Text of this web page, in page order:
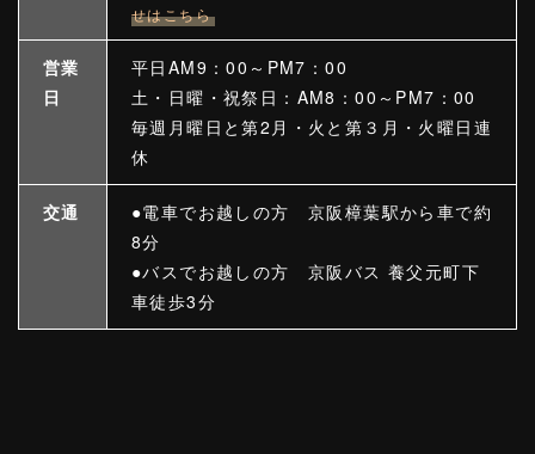
せはこちら
営業
日
平日AM9：00～PM7：00
土・日曜・祝祭日：AM8：00～PM7：00
毎週月曜日と第2月・火と第３月・火曜日連
休
交通
●電車でお越しの方 京阪樟葉駅から車で約
8分
●バスでお越しの方 京阪バス 養父元町下
車徒歩3分